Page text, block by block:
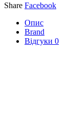
Share Facebook
Опис
Brand
Відгуки 0